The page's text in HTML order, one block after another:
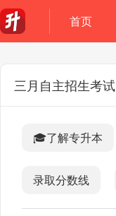
首页
三月自主招生考试
🎓了解专升本
录取分数线